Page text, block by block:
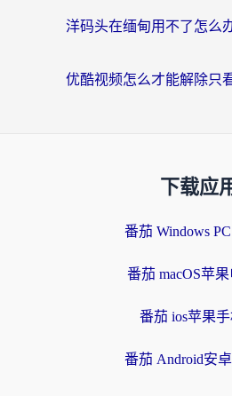
下载应
番茄 Windows
番茄 macOS苹
番茄 ios苹果
番茄 Android安